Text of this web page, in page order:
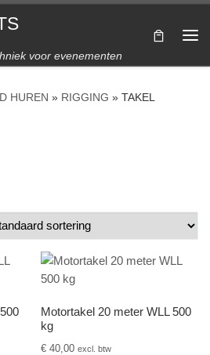
voor evenementen
HUREN » RIGGING » TAKEL
Motortakel 20 meter WLL 500
kg
€ 40,00 excl. btw